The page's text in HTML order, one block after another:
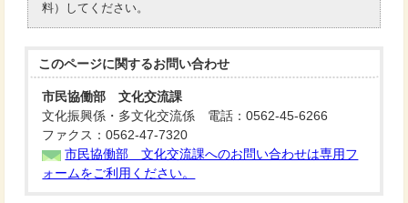
料）してください。
このページに関するお問い合わせ
市民協働部 文化交流課
文化振興係・多文化交流係 電話：0562-45-6266
ファクス：0562-47-7320
市民協働部 文化交流課へのお問い合わせは専用フ
ォームをご利用ください。